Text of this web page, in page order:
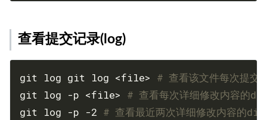
查看提交记录(log)
git log git log <file> # 查看该文件每次提交
git log -p <file> # 查看每次详细修改内容的
git log -p -2 # 查看最近两次详细修改内容的